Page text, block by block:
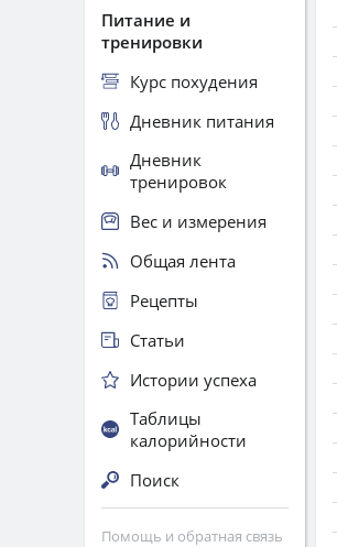
Питание и
тренировки
Курс похудения
Дневник питания
Дневник
тренировок
Вес и измерения
Общая лента
Рецепты
Статьи
Истории успеха
Таблицы
калорийности
Поиск
Помощь и обратная связь